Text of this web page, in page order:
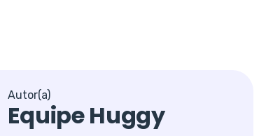
Autor(a)
Equipe Huggy